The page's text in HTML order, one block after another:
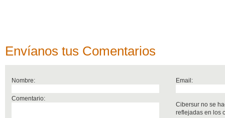
Envíanos tus Comentarios
Nombre: Email:
Comentario:
Cibersur no se
reflejadas en los